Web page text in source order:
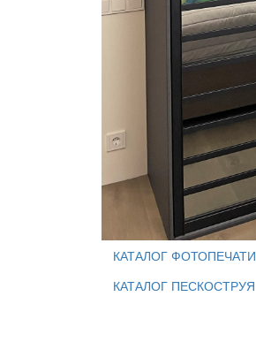
КАТАЛОГ ФОТОПЕЧАТИ
КАТАЛОГ ПЕСКОСТРУЯ